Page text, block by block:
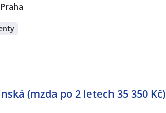
(mzda po 2 letech 35 350 Kč)